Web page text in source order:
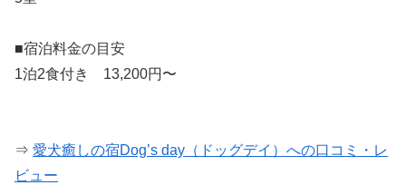
■宿泊料金の目安
1泊2食付き 13,200円〜
⇒ 愛犬癒しの宿Dog’s day（ドッグデイ）への口コミ・レ
ビュー